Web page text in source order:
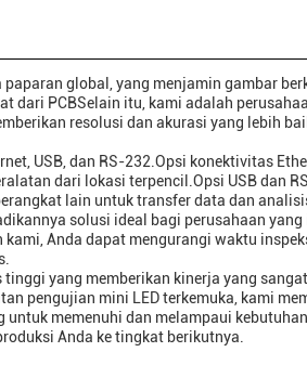
global, yang menjamin gambar
dari PCBSelain itu, kami adalah
resolusi dan akurasi yang lebih
USB, dan RS-232.Opsi konektivitas
dari lokasi terpencil.Opsi USB dan
lain untuk transfer data dan
solusi ideal bagi perusahaan yang
Anda dapat mengurangi waktu
yang memberikan kinerja yang
pengujian mini LED terkemuka, kami
memenuhi dan melampaui kebutuhan
Anda ke tingkat berikutnya.